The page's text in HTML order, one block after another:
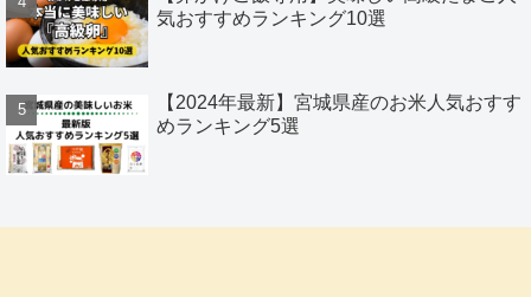
気おすすめランキング10選
【2024年最新】宮城県産のお米人気おすす
めランキング5選